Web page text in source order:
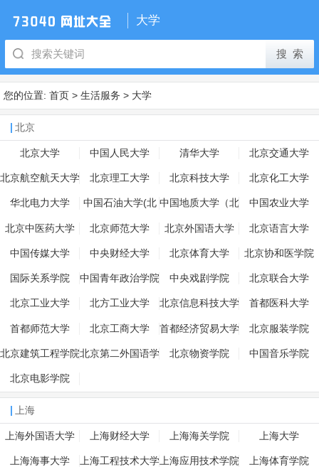
大学
您的位置: 首页 > 生活服务 > 大学
北京
北京大学 中国人民大学 清华大学 北京交通大学
北京航空航天大学 北京理工大学 北京科技大学 北京化工大学
华北电力大学 中国石油大学(北
京)
中国地质大学（北
京）
中国农业大学
北京中医药大学 北京师范大学 北京外国语大学 北京语言大学
中国传媒大学 中央财经大学 北京体育大学 北京协和医学院
国际关系学院 中国青年政治学院 中央戏剧学院 北京联合大学
北京工业大学 北方工业大学 北京信息科技大学 首都医科大学
首都师范大学 北京工商大学 首都经济贸易大学 北京服装学院
北京建筑工程学院北京第二外国语学 北京物资学院 中国音乐学院
北京电影学院
上海
上海外国语大学 上海财经大学 上海海关学院 上海大学
上海海事大学 上海工程技术大学 上海应用技术学院 上海体育学院